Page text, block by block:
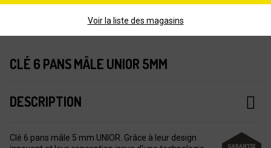
CLÉ 6 PANS MÂLE UNIOR 5MM
DESCRIPTION
Clé 6 pans mâle 5 mm UNIOR. Grâce à leur design
Voir la liste des magasins